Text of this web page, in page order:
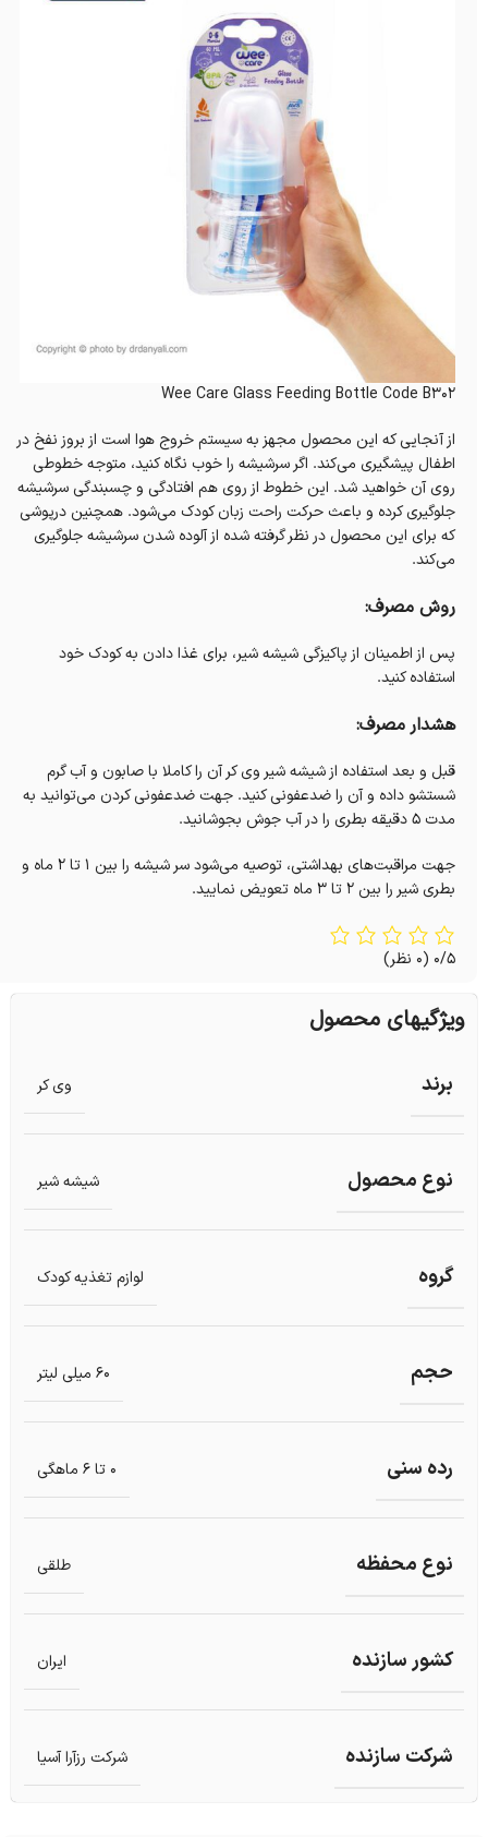
Wee Care Glass Feeding Bottle Code B302
از آنجایی که این محصول مجهز به سیستم خروج هوا است از بروز نفخ در
اطفال پیشگیری می‌کند. اگر سرشیشه را خوب نگاه کنید، متوجه خطوطی
روی آن خواهید شد. این خطوط از روی هم افتادگی و چسبندگی سرشیشه
جلوگیری کرده و باعث حرکت راحت زبان کودک می‌شود. همچنین درپوشی
که برای این محصول در نظر گرفته شده از آلوده شدن سرشیشه جلوگیری
می‌کند.
روش مصرف:
پس از اطمینان از پاکیزگی شیشه شیر، برای غذا دادن به کودک خود
استفاده کنید.
هشدار مصرف:
قبل و بعد استفاده از شیشه شیر وی کر آن را کاملا با صابون و آب گرم
شستشو داده و آن را ضدعفونی کنید. جهت ضدعفونی کردن می‌توانید به
مدت ۵ دقیقه بطری را در آب جوش بجوشانید.
جهت مراقبت‌های بهداشتی، توصیه می‌شود سر شیشه را بین ۱ تا ۲ ماه و
بطری شیر را بین ۲ تا ۳ ماه تعویض نمایید.
0/5 (0 نظر)
ویژگیهای محصول
برند وی کر
نوع محصول شیشه شیر
گروه لوازم تغذیه کودک
حجم 60 میلی لیتر
رده سنی 0 تا 6 ماهگی
نوع محفظه طلقی
کشور سازنده ایران
شرکت سازنده شرکت رزآرا آسیا